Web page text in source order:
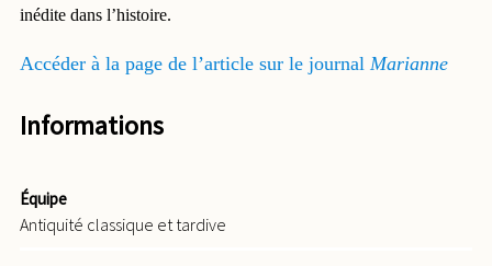
inédite dans l’histoire.
Accéder à la page de l’article sur le journal Marianne
Informations
Équipe
Antiquité classique et tardive